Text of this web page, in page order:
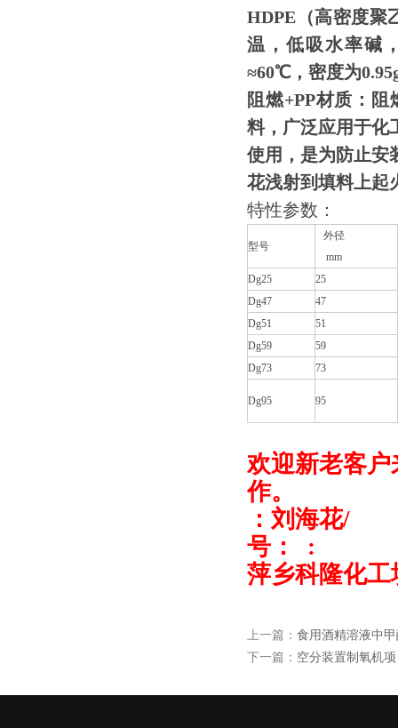
HDPE（高密度聚
温，低吸水率碱
≈60℃，密度为
阻燃+PP材质： 阻
料，广泛应用于化
使用，是为防止安
花浅射到填料上起
特性参数：
型号
外径
mm
Dg25
25
Dg47
47
Dg51
51
Dg59
59
Dg73
73
Dg95 95
欢迎新老客
作。
：刘海花/
号： :
萍乡科隆化
上一篇： 食用酒精溶液中
下一篇： 空分装置制氧机